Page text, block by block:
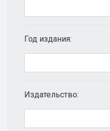
Год издания:
Издательство: